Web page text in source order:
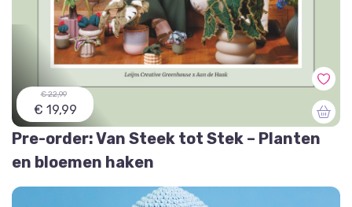
€ 22,99
€ 19,99
Pre-order: Van Steek tot Stek – Planten
en bloemen haken